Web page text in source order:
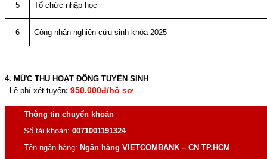
5 Tổ chức nhập học
6 Công nhận nghiên cứu sinh khóa 2025
4. MỨC THU HOẠT ĐỘNG TUYỂN SINH
- Lệ phí xét tuyển: 950.000đ/hồ sơ
Thông tin chuyển khoản
Số tài khoản:0071001191324
Tên ngân hàng: Ngân hàng VIETCOMBANK – CN TP.HCM